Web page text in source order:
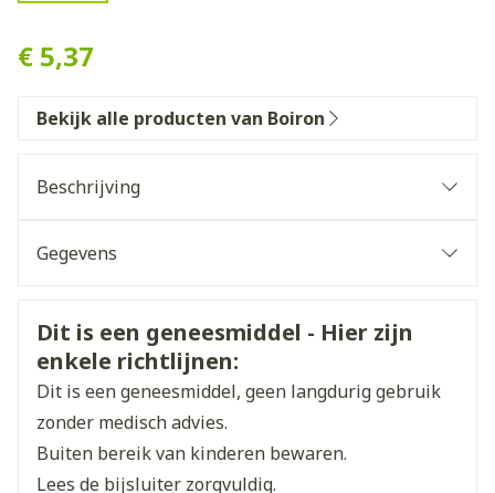
€ 5,37
Bekijk alle producten van Boiron
Beschrijving
Gegevens
Organisaties Boiron
Merken Boiron
Breedte 17 mm
Veiligheidsinformatie
Dit is een geneesmiddel - Hier zijn
enkele richtlijnen:
Dit is een geneesmiddel, geen langdurig gebruik
zonder medisch advies.
Buiten bereik van kinderen bewaren.
Lees de bijsluiter zorgvuldig.